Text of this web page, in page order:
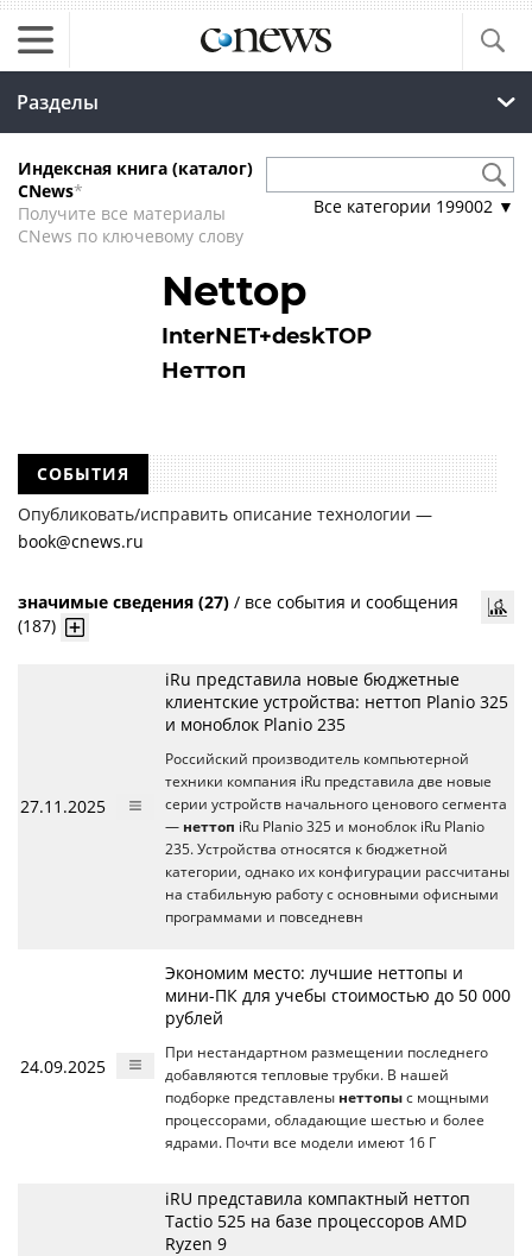
Разделы
Индексная книга (каталог)
CNews*
Получите все материалы
CNews по ключевому слову
Все категории 199002 ▼
Nettop
InterNET+deskTOP
Неттоп
СОБЫТИЯ
Опубликовать/исправить описание технологии —
book@cnews.ru
значимые сведения (27) / все события и сообщения
(187)
27.11.2025
iRu представила новые бюджетные
клиентские устройства: неттоп Planio 325
и моноблок Planio 235
Российский производитель компьютерной
техники компания iRu представила две новые
серии устройств начального ценового сегмента
— неттоп iRu Planio 325 и моноблок iRu Planio
235. Устройства относятся к бюджетной
категории, однако их конфигурации рассчитаны
на стабильную работу с основными офисными
программами и повседневн
24.09.2025
Экономим место: лучшие неттопы и
мини-ПК для учебы стоимостью до 50 000
рублей
При нестандартном размещении последнего
добавляются тепловые трубки. В нашей
подборке представлены неттопы с мощными
процессорами, обладающие шестью и более
ядрами. Почти все модели имеют 16 Г
iRU представила компактный неттоп
Tactio 525 на базе процессоров AMD
Ryzen 9